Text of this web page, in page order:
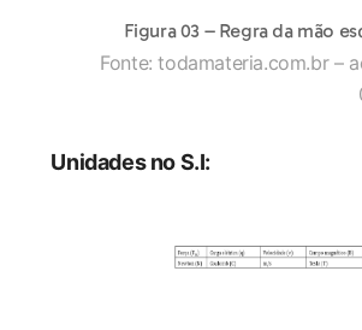
Figura 03 – Regra da mão
Fonte: todamateria.com.br –
Unidades no S.I: